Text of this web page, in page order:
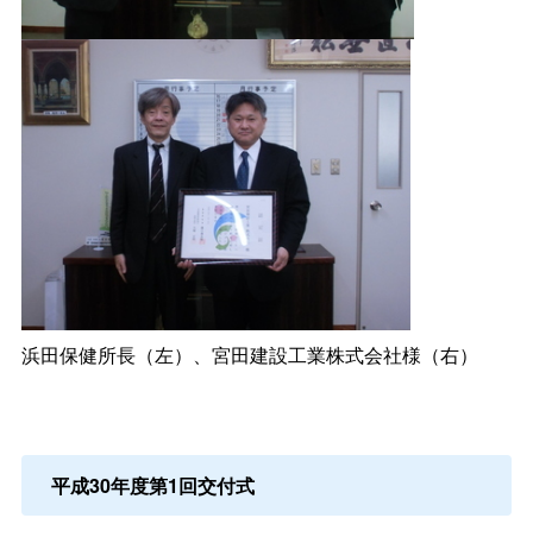
浜田保健所長（左）、宮田建設工業株式会社様（右）
平成30年度第1回交付式